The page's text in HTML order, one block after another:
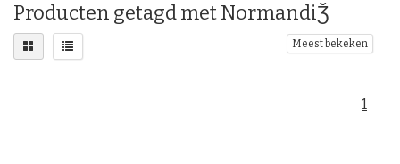
Producten getagd met NormandiǮ
Meest bekeken
1